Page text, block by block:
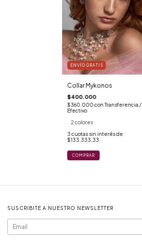
ENVÍO GRATIS
Collar Mykonos
$400.000
$360.000con Transferencia /
Efectivo
2 colores
3 cuotas sin interés de
$133.333,33
COMPRAR
SUSCRIBITE A NUESTRO NEWSLETTER